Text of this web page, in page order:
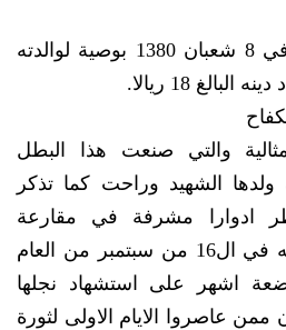
ويختم رسالته المؤرخة في 8 شعبان 1380 بوصية لوالدته
18 ريالا.
والتي صنعت هذا البطل
الشهيد وراحت كما تذكر
ادوارا مشرفة في مقارعة
الطغيان حتى كانت نهايته في ال16 من سبتمبر من العام
اشهر على استشهاد نجلها
ممن عاصروا الايام الاولى لثورة